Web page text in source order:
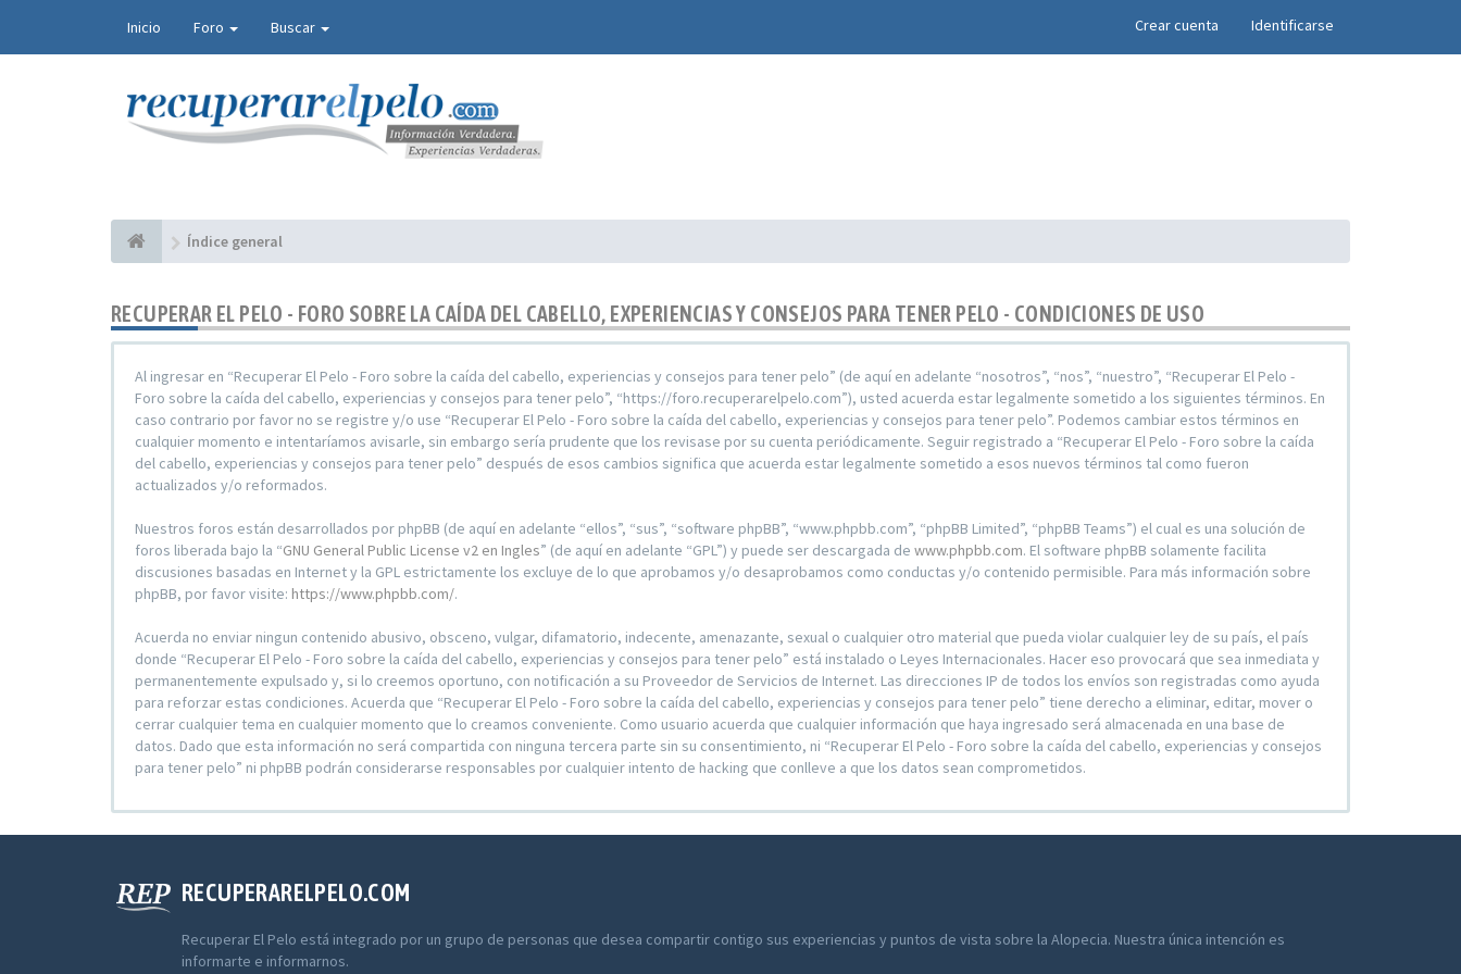
Inicio Foro Buscar Crear cuenta Identificarse ×
Índice general
RECUPERAR EL PELO - FORO SOBRE LA CAÍDA DEL CABELLO, EXPERIENCIAS Y CONSEJOS PARA TENER PELO - CONDICIONES DE USO
Al ingresar en “Recuperar El Pelo - Foro sobre la caída del cabello, experiencias y consejos para tener pelo” (de aquí en adelante “nosotros”, “nos”, “nuestro”, “Recuperar El Pelo -
Foro sobre la caída del cabello, experiencias y consejos para tener pelo”, “https://foro.recuperarelpelo.com”), usted acuerda estar legalmente sometido a los siguientes términos. En
caso contrario por favor no se registre y/o use “Recuperar El Pelo - Foro sobre la caída del cabello, experiencias y consejos para tener pelo”. Podemos cambiar estos términos en
cualquier momento e intentaríamos avisarle, sin embargo sería prudente que los revisase por su cuenta periódicamente. Seguir registrado a “Recuperar El Pelo - Foro sobre la caída
del cabello, experiencias y consejos para tener pelo” después de esos cambios significa que acuerda estar legalmente sometido a esos nuevos términos tal como fueron
actualizados y/o reformados.
Nuestros foros están desarrollados por phpBB (de aquí en adelante “ellos”, “sus”, “software phpBB”, “www.phpbb.com”, “phpBB Limited”, “phpBB Teams”) el cual es una solución de
foros liberada bajo la “GNU General Public License v2 en Ingles” (de aquí en adelante “GPL”) y puede ser descargada de www.phpbb.com. El software phpBB solamente facilita
discusiones basadas en Internet y la GPL estrictamente los excluye de lo que aprobamos y/o desaprobamos como conductas y/o contenido permisible. Para más información sobre
phpBB, por favor visite: https://www.phpbb.com/.
Acuerda no enviar ningun contenido abusivo, obsceno, vulgar, difamatorio, indecente, amenazante, sexual o cualquier otro material que pueda violar cualquier ley de su país, el país
donde “Recuperar El Pelo - Foro sobre la caída del cabello, experiencias y consejos para tener pelo” está instalado o Leyes Internacionales. Hacer eso provocará que sea inmediata y
permanentemente expulsado y, si lo creemos oportuno, con notificación a su Proveedor de Servicios de Internet. Las direcciones IP de todos los envíos son registradas como ayuda
para reforzar estas condiciones. Acuerda que “Recuperar El Pelo - Foro sobre la caída del cabello, experiencias y consejos para tener pelo” tiene derecho a eliminar, editar, mover o
cerrar cualquier tema en cualquier momento que lo creamos conveniente. Como usuario acuerda que cualquier información que haya ingresado será almacenada en una base de
datos. Dado que esta información no será compartida con ninguna tercera parte sin su consentimiento, ni “Recuperar El Pelo - Foro sobre la caída del cabello, experiencias y consejos
para tener pelo” ni phpBB podrán considerarse responsables por cualquier intento de hacking que conlleve a que los datos sean comprometidos.
RECUPERARELPELO.COM
Recuperar El Pelo está integrado por un grupo de personas que desea compartir contigo sus experiencias y puntos de vista sobre la Alopecia. Nuestra única intención es
informarte e informarnos.